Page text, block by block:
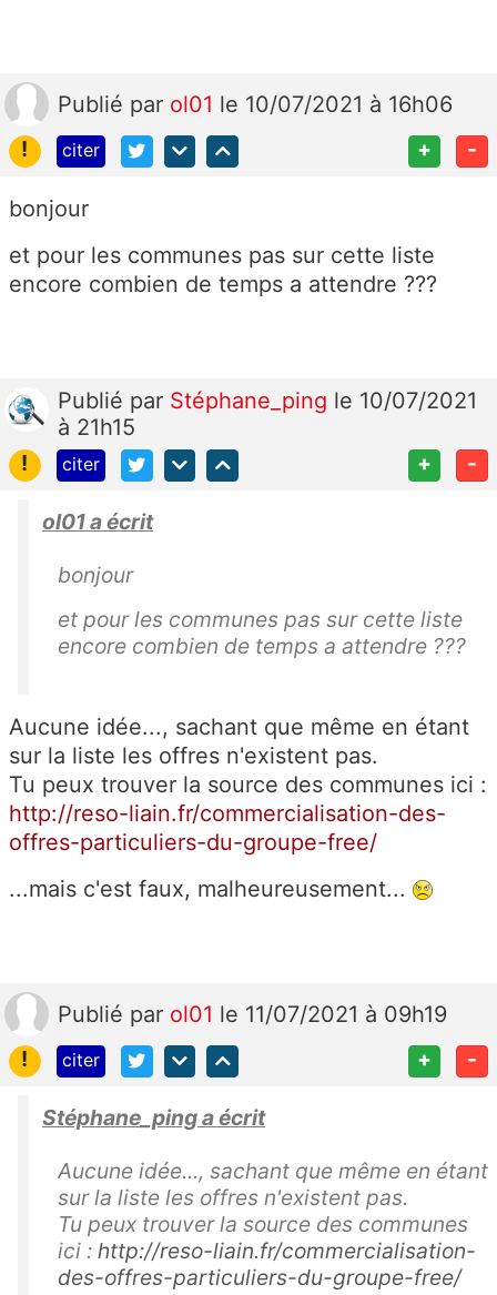
Publié par ol01 le 10/07/2021 à 16h06
!
citer + -
bonjour
et pour les communes pas sur cette liste
encore combien de temps a attendre ???
Publié par Stéphane_ping le 10/07/2021
à 21h15
!
citer + -
ol01 a écrit
bonjour
et pour les communes pas sur cette liste
encore combien de temps a attendre ???
Aucune idée..., sachant que même en étant
sur la liste les offres n'existent pas.
Tu peux trouver la source des communes ici :
http://reso-liain.fr/commercialisation-des-
offres-particuliers-du-groupe-free/
...mais c'est faux, malheureusement...
Publié par ol01 le 11/07/2021 à 09h19
!
citer + -
Stéphane_ping a écrit
Aucune idée..., sachant que même en étant
sur la liste les offres n'existent pas.
Tu peux trouver la source des communes
ici : http://reso-liain.fr/commercialisation-
des-offres-particuliers-du-groupe-free/